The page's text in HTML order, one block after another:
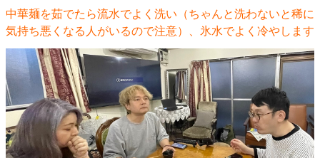
中華麺を茹でたら流水でよく洗い（ちゃんと洗わないと稀に
気持ち悪くなる人がいるので注意）、氷水でよく冷やします